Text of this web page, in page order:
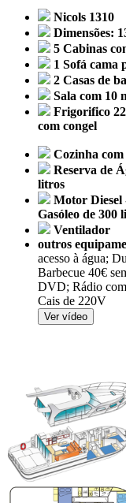
Nicols 1310
Dimensões:
5 Cabinas
1 Sofá cama
2 Casas de
Sala com 10
Frigorifico
com congel
Cozinha
Reserva de
litros
Motor Diesel
Gasóleo de 300
Ventilador
outros
acesso à água;
Barbecue 40€
DVD; Rádio
Cais de 220V
Ver vídeo